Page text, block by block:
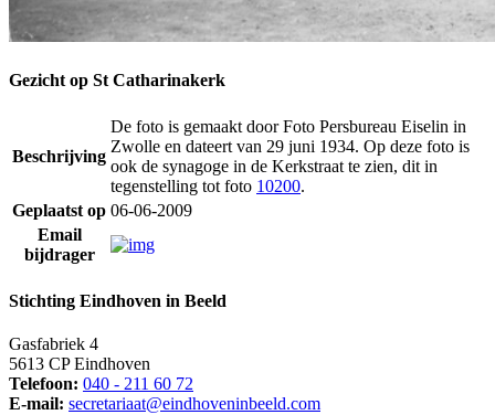
Gezicht op St Catharinakerk
Beschrijving
De foto is gemaakt door Foto Persbureau Eiselin in
Zwolle en dateert van 29 juni 1934. Op deze foto is
ook de synagoge in de Kerkstraat te zien, dit in
tegenstelling tot foto 10200.
Geplaatst op 06-06-2009
Email
bijdrager
Stichting Eindhoven in Beeld
Gasfabriek 4
5613 CP Eindhoven
Telefoon: 040 - 211 60 72
E-mail: secretariaat@eindhoveninbeeld.com